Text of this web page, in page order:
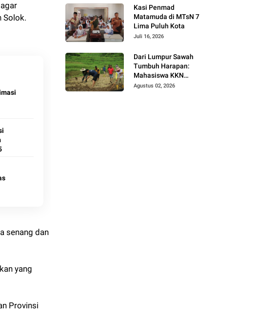
Solok.
senang dan
yang
Provinsi
Kasi Penmad
Matamuda di MTsN 7
Lima Puluh Kota
Juli 16, 2026
Dari Lumpur Sawah
Tumbuh Harapan:
Mahasiswa KKN
Universitas Andalas
Agustus 02, 2026